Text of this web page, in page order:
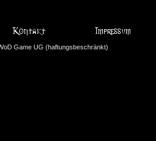
Game UG (haftungsbeschränkt)